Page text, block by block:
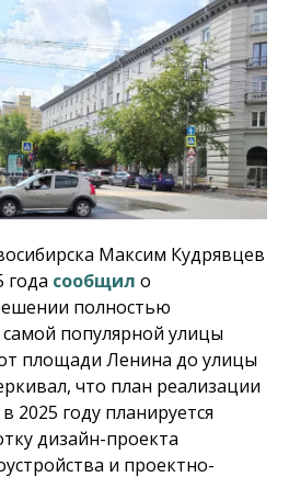
Максим Кудрявцев
года сообщил о
полностью
популярной улицы
площади Ленина до улицы
что план реализации
2025 году планируется
дизайн-проекта
и проектно-